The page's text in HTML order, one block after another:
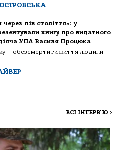
через пів століття»: у
книгу про видатного
діяча УПА Василя Процюка
— обезсмертити життя людини
ВСІ ІНТЕРВ'Ю >